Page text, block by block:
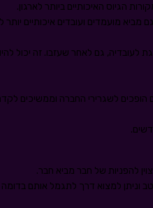
הגיוס האיכותיים ביותר לארגון.
מועמדים ועובדים איכותיים יותר
לעובדיה, גם לאחר שעזבו. זה יכול
הופכים לשגרירי החברה וממשיכים
להפניות של חבר מביא חבר.
וניתן למצוא דרך לתגמל אותם בדומה